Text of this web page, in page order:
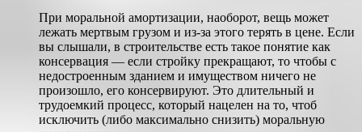
При моральной амортизации, наоборот, вещь может
лежать мертвым грузом и из-за этого терять в цене. Если
вы слышали, в строительстве есть такое понятие как
консервация — если стройку прекращают, то чтобы с
недостроенным зданием и имуществом ничего не
произошло, его консервируют. Это длительный и
трудоемкий процесс, который нацелен на то, чтоб
исключить (либо максимально снизить) моральную